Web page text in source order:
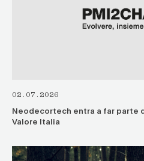
02.07.2026
Neodecortech entra a far parte
Valore Italia